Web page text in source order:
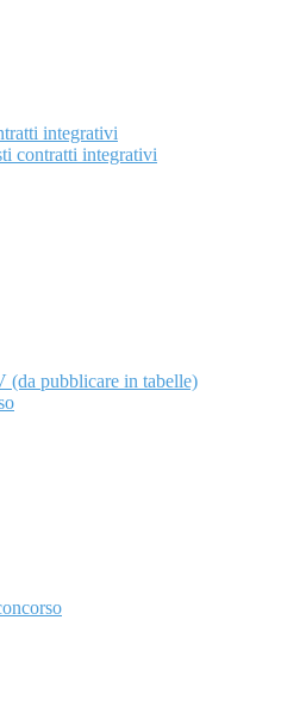
integrativi
contratti integrativi
(da pubblicare in tabelle)